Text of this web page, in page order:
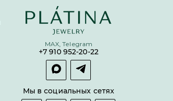
MAX, Telegram
+7 910 952-20-22
Мы в социальных сетях